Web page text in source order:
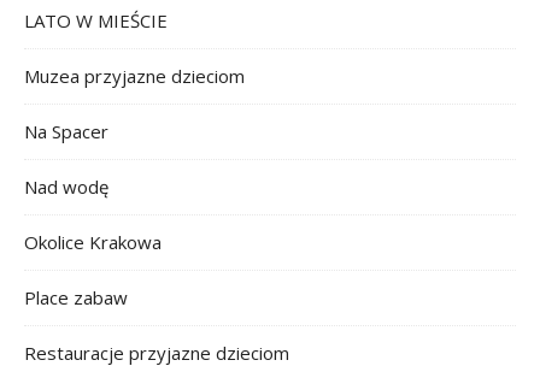
LATO W MIEŚCIE
Muzea przyjazne dzieciom
Na Spacer
Nad wodę
Okolice Krakowa
Place zabaw
Restauracje przyjazne dzieciom